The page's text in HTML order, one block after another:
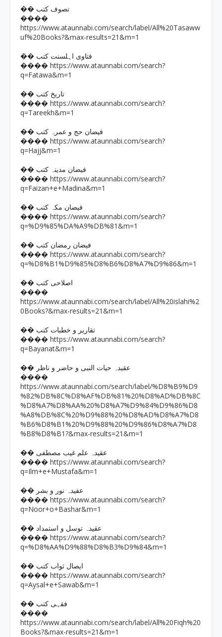
�� تصوف کتب
����
https://www.ataunnabi.com/search/label/All%20Tasaww
uf%20Books?&max-results=21&m=1
�� فتاوی اہلسنت کتب
���� https://www.ataunnabi.com/search?
q=Fatawa&m=1
�� تاریخ کتب
���� https://www.ataunnabi.com/search?
q=Tareekh&m=1
�� فیضان حج و عمرہ کتب
���� https://www.ataunnabi.com/search?
q=Hajj&m=1
�� فیضان مدینہ کتب
���� https://www.ataunnabi.com/search?
q=Faizan+e+Madina&m=1
�� فیضان مکہ کتب
���� https://www.ataunnabi.com/search?
q=%D9%85%DA%A9%DB%81&m=1
�� فیضان رمضان کتب
���� https://www.ataunnabi.com/search?
q=%D8%B1%D9%85%D8%B6%D8%A7%D9%86&m=1
�� اصلاحی کتب
����
https://www.ataunnabi.com/search/label/All%20islahi%2
0Books?&max-results=21&m=1
�� تقاریر و خطبات کتب
���� https://www.ataunnabi.com/search?
q=Bayanat&m=1
�� عقیدہ حیات النبی و حاضر و ناظر
����
https://www.ataunnabi.com/search/label/%D8%B9%D9
%82%DB%8C%D8%AF%DB%81%20%D8%AD%DB%8C
%D8%A7%D8%AA%20%D8%A7%D9%84%D9%86%D8
%A8%DB%8C%20%D9%88%20%D8%AD%D8%A7%D8
%B6%D8%B1%20%D9%88%20%D9%86%D8%A7%D8
%B8%D8%B1?&max-results=21&m=1
�� عقیدہ علم غیب مصطفی
���� https://www.ataunnabi.com/search?
q=Ilm+e+Mustafa&m=1
�� عقیدہ نور و بشر
���� https://www.ataunnabi.com/search?
q=Noor+o+Bashar&m=1
�� عقیدہ توسل و استمداد
���� https://www.ataunnabi.com/search?
q=%D8%AA%D9%88%D8%B3%D9%84&m=1
�� ایصال ثواب کتب
���� https://www.ataunnabi.com/search?
q=Aysal+e+Sawab&m=1
�� فقہی کتب
����
https://www.ataunnabi.com/search/label/All%20Fiqh%20
Books?&max-results=21&m=1